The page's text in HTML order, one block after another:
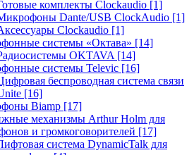
комплекты Clockaudio [1]
Dante/USB ClockAudio [1]
Clockaudio [1]
системы «Октава» [14]
OKTAVA [14]
системы Televic [16]
беспроводная система связи
[16]
Biamp [17]
механизмы Arthur Holm для
и громкоговорителей [17]
система DynamicTalk для